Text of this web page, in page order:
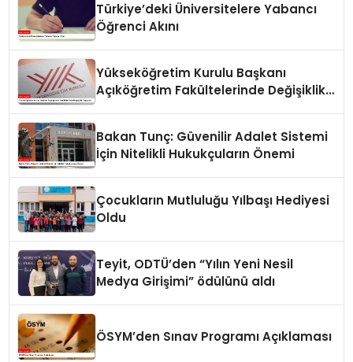
Türkiye’deki Üniversitelere Yabancı
Öğrenci Akını
Yükseköğretim Kurulu Başkanı
Açıköğretim Fakültelerinde Değişiklik
Bakan Tunç: Güvenilir Adalet Sistemi
İçin Nitelikli Hukukçuların Önemi
Çocukların Mutluluğu Yılbaşı Hediyesi
Oldu
Teyit, ODTÜ’den “Yılın Yeni Nesil
Medya Girişimi” ödülünü aldı
ÖSYM’den Sınav Programı Açıklaması